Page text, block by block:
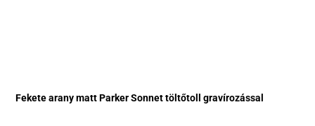
Fekete arany matt Parker Sonnet töltőtoll gravírozással